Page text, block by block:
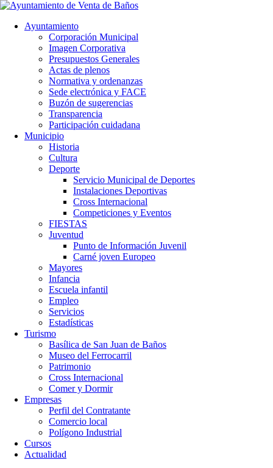
Ayuntamiento
Corporación Municipal
Imagen Corporativa
Presupuestos Generales
Actas de plenos
Normativa y ordenanzas
Sede electrónica y FACE
Buzón de sugerencias
Transparencia
Participación cuidadana
Municipio
Historia
Cultura
Deporte
Servicio Municipal de Deportes
Instalaciones Deportivas
Cross Internacional
Competiciones y Eventos
FIESTAS
Juventud
Punto de Información Juvenil
Carné joven Europeo
Mayores
Infancia
Escuela infantil
Empleo
Servicios
Estadísticas
Turismo
Basílica de San Juan de Baños
Museo del Ferrocarril
Patrimonio
Cross Internacional
Comer y Dormir
Empresas
Perfil del Contratante
Comercio local
Polígono Industrial
Cursos
Actualidad